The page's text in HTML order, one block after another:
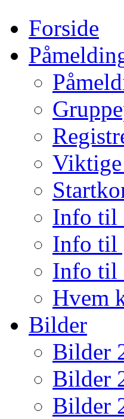
Forside
Info til
Info til
Info til
Hvem
Bilder
Bilder
Bilder
Bilder